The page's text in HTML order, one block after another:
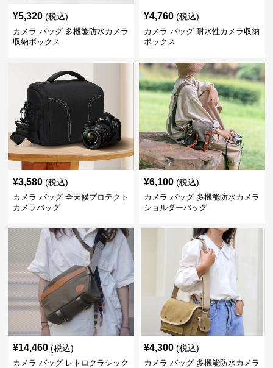
¥5,320 (税込)
カメラ バッグ 多機能防水カメラ
収納ボックス
¥4,760 (税込)
カメラ バッグ 耐水性カメラ収納
ボックス
¥3,580 (税込)
カメラ バッグ 全天候プロテクト
カメラバッグ
¥6,100 (税込)
カメラ バッグ 多機能防水カメラ
ショルダーバッグ
¥14,460 (税込)
カメラ バッグ レトロクラシック
¥4,300 (税込)
カメラ バッグ 多機能防水カメラ